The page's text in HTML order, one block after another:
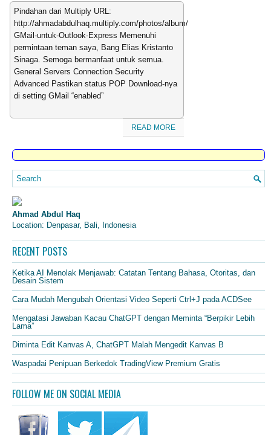
Pindahan dari Multiply URL:
http://ahmadabdulhaq.multiply.com/photos/album/269/Setting-
GMail-untuk-Outlook-Express Memenuhi
permintaan teman saya, Bang Elias Kristanto
Sinaga. Semoga bermanfaat untuk semua.
General Servers Connection Security
Advanced Pastikan status POP Download-nya
di setting GMail “enabled”
READ MORE
Ahmad Abdul Haq
Location: Denpasar, Bali, Indonesia
RECENT POSTS
Ketika AI Menolak Menjawab: Catatan Tentang Bahasa, Otoritas, dan
Desain Sistem
Cara Mudah Mengubah Orientasi Video Seperti Ctrl+J pada ACDSee
Mengatasi Jawaban Kacau ChatGPT dengan Meminta “Berpikir Lebih
Lama”
Diminta Edit Kanvas A, ChatGPT Malah Mengedit Kanvas B
Waspadai Penipuan Berkedok TradingView Premium Gratis
FOLLOW ME ON SOCIAL MEDIA